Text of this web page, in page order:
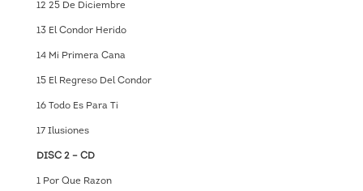
12 25 De Diciembre
13 El Condor Herido
14 Mi Primera Cana
15 El Regreso Del Condor
16 Todo Es Para Ti
17 Ilusiones
DISC 2 – CD
1 Por Que Razon